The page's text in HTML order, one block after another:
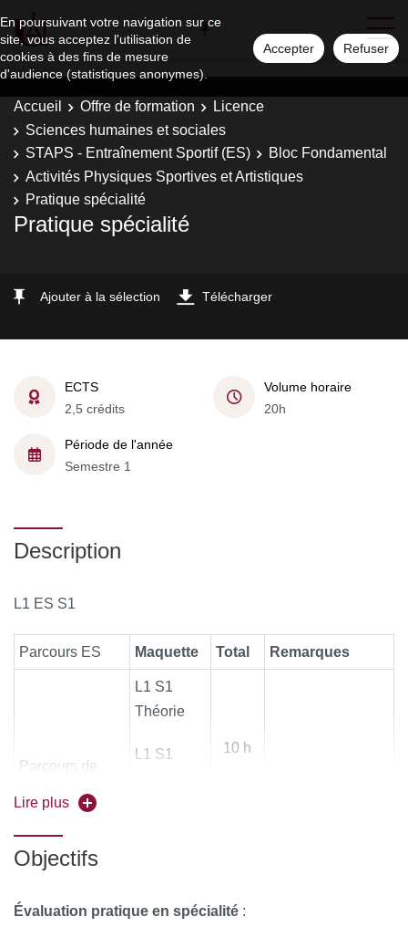
En poursuivant votre navigation sur ce
site, vous acceptez l'utilisation de
cookies à des fins de mesure
d'audience (statistiques anonymes).
Accepter Refuser
Accueil Offre de formation
Licence
Sciences humaines et sociales
STAPS - Entraînement Sportif (ES)
Bloc Fondamental
Activités Physiques Sportives et Artistiques
Pratique spécialité
Pratique spécialité
Ajouter à la sélection Télécharger
ECTS
2,5 crédits
Volume horaire
20h
Période de l'année
Semestre 1
Description
L1 ES S1
Parcours ES Maquette Total Remarques
Parcours de
Spécialité L1
L1 S1
Théorie
L1 S1
Pratique
10 h
Lire plus
Objectifs
Évaluation pratique en spécialité :